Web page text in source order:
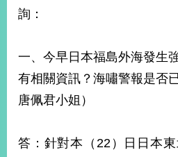
詢：
一、今早日本福島外海發生
有相關資訊？海嘯警報是否
唐佩君小姐）
答：針對本（22）日日本